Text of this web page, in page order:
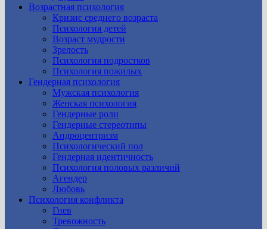
Возрастная психология
Кризис среднего возраста
Психология детей
Возраст мудрости
Зрелость
Психология подростков
Психология пожилых
Гендерная психология
Мужская психология
Женская психология
Гендерные роли
Гендерные стереотипы
Андроцентризм
Психологический пол
Гендерная идентичность
Психология половых различий
Агендер
Любовь
Психология конфликта
Гнев
Тревожность